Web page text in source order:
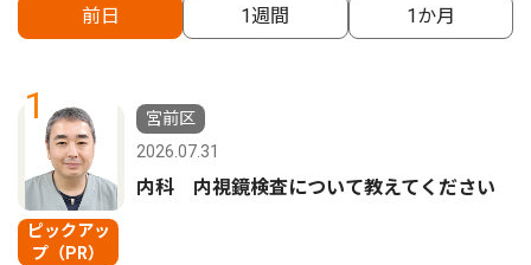
前日 1週間 1か月
1
ピックアッ
プ（PR）
宮前区
2026.07.31
内科 内視鏡検査について教えてください